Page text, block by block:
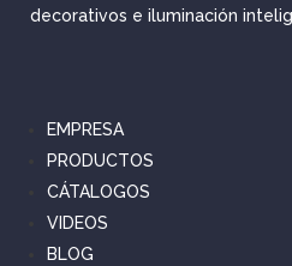
decorativos e iluminación
EMPRESA
PRODUCTOS
CÁTALOGOS
VIDEOS
BLOG